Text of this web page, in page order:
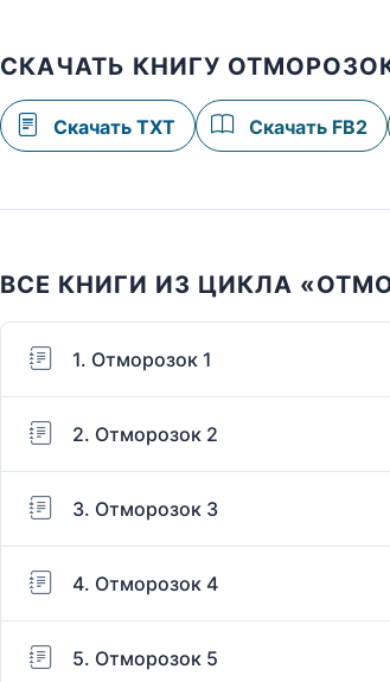
СКАЧАТЬ КНИГУ
Скачать TXT Скачать FB2
ВСЕ КНИГИ ИЗ ЦИКЛА
1. Отморозок 1
2. Отморозок 2
3. Отморозок 3
4. Отморозок 4
5. Отморозок 5